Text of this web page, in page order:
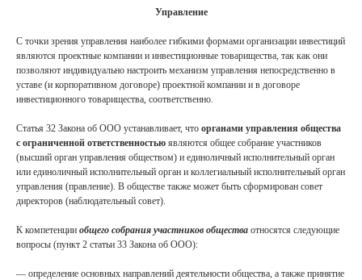
Управление
С точки зрения управления наиболее гибкими формами организации инвестиций
являются проектные компании и инвестиционные товарищества, так как они
позволяют индивидуально настроить механизм управления непосредственно в
уставе (и корпоративном договоре) проектной компании и в договоре
инвестиционного товарищества, соответственно.
Статья 32 Закона об ООО устанавливает, что органами управления общества
с ограниченной ответственностью являются общее собрание участников
(высший орган управления обществом) и единоличный исполнительный орган
или единоличный исполнительный орган и коллегиальный исполнительный орган
управления (правление). В обществе также может быть сформирован совет
директоров (наблюдательный совет).
К компетенции общего собрания участников общества относятся следующие
вопросы (пункт 2 статьи 33 Закона об ООО):
— определение основных направлений деятельности общества, а также принятие